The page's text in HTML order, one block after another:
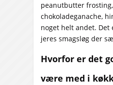
peanutbutter frosting,
chokoladeganache,
noget helt andet. Det
jeres smagsløg der
Hvorfor er det
være med i